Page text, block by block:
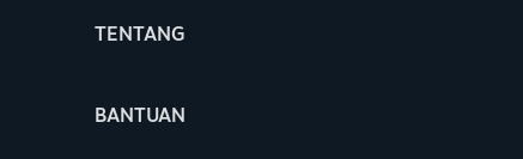
TENTANG
BANTUAN